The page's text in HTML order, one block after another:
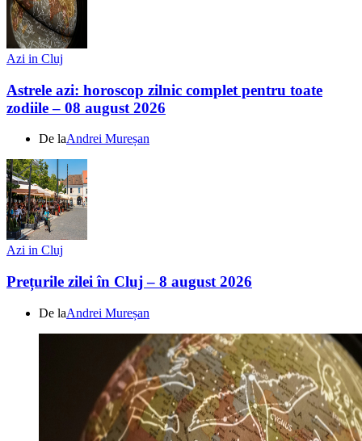
Azi in Cluj
Astrele azi: horoscop zilnic complet pentru toate
zodiile – 08 august 2026
De laAndrei Mureșan
Azi in Cluj
Prețurile zilei în Cluj – 8 august 2026
De laAndrei Mureșan